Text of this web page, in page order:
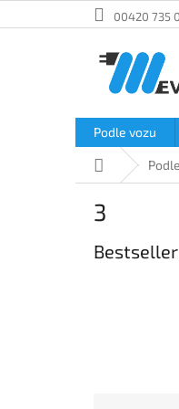
to
00420 735
Podle vozu
Home
3